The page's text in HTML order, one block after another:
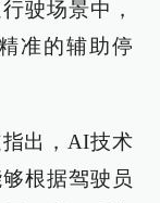
驶场景中，
准的辅助停
出，AI技术
根据驾驶员